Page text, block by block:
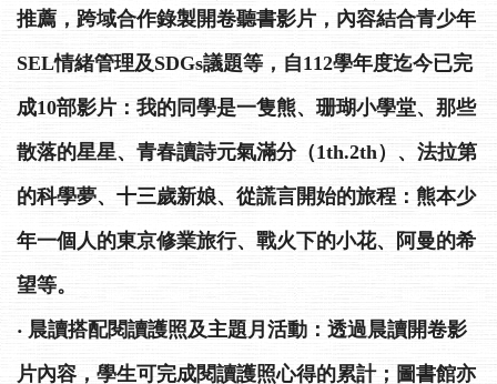
推薦，跨域合作錄製開卷聽書影片，內容結合青少年
SEL情緒管理及SDGs議題等，自112學年度迄今已完
成10部影片：我的同學是一隻熊、珊瑚小學堂、那些
散落的星星、青春讀詩元氣滿分（1th.2th）、法拉第
的科學夢、十三歲新娘、從謊言開始的旅程：熊本少
年一個人的東京修業旅行、戰火下的小花、阿曼的希
望等。
‧ 晨讀搭配閱讀護照及主題月活動：透過晨讀開卷影
片內容，學生可完成閱讀護照心得的累計；圖書館亦